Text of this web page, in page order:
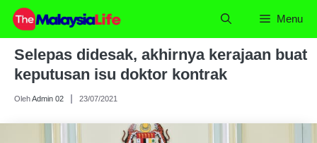
Skip
content
Menu
Selepas didesak, akhirnya kerajaan buat
keputusan isu doktor kontrak
OlehAdmin 02 23/07/2021